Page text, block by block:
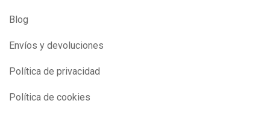
Blog
Envíos y devoluciones
Política de privacidad
Política de cookies